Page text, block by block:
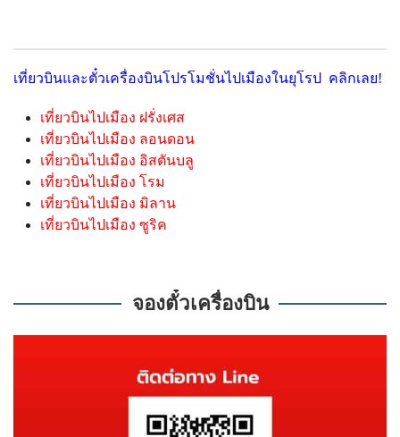
เที่ยวบินและตั๋วเครื่องบินโปรโมชั่นไปเมืองในยุโรป คลิกเลย!
เที่ยวบินไปเมือง ฝรั่งเศส
เที่ยวบินไปเมือง ลอนดอน
เที่ยวบินไปเมือง อิสตันบลู
เที่ยวบินไปเมือง โรม
เที่ยวบินไปเมือง มิลาน
เที่ยวบินไปเมือง ซูริค
จองตั๋วเครื่องบิน